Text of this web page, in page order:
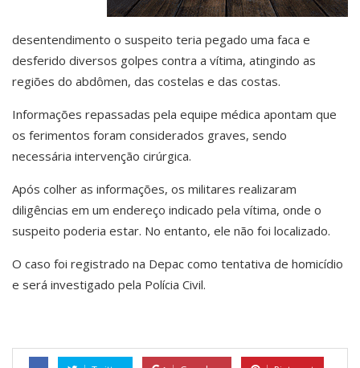
desentendimento o suspeito teria pegado uma faca e
desferido diversos golpes contra a vítima, atingindo as
regiões do abdômen, das costelas e das costas.
Informações repassadas pela equipe médica apontam que
os ferimentos foram considerados graves, sendo
necessária intervenção cirúrgica.
Após colher as informações, os militares realizaram
diligências em um endereço indicado pela vítima, onde o
suspeito poderia estar. No entanto, ele não foi localizado.
O caso foi registrado na Depac como tentativa de homicídio
e será investigado pela Polícia Civil.